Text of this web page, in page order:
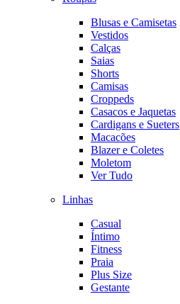
Blusas e Camisetas
Vestidos
Calças
Saias
Shorts
Camisas
Croppeds
Casacos e Jaquetas
Cardigans e Sueters
Macacões
Blazer e Coletes
Moletom
Ver Tudo
Linhas
Casual
Íntimo
Fitness
Praia
Plus Size
Gestante